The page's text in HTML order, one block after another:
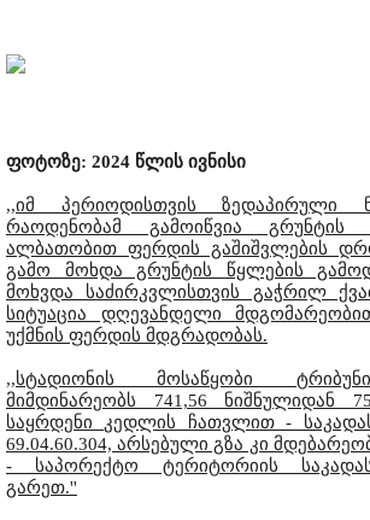
ფოტოზე: 2024 წლის ივნისი
,,იმ პერიოდისთვის ზედაპირული
რაოდენობამ გამოიწვია
ალბათობით ფერდის გაშიშვლების
გამო მოხდა გრუნტის წყლების
მოხვდა საძირკვლისთვის გაჭრილ
სიტუაცია დღევანდელი
უქმნის ფერდის მდგრადობას.
,,სტადიონის მოსაწყობი
მიმდინარეობს 741,56 ნიშნულიდან
საყრდენი კედლის ჩათვლით -
69.04.60.304, არსებული გზა კი
- საპორექტო ტერიტორიის
გარეთ.''